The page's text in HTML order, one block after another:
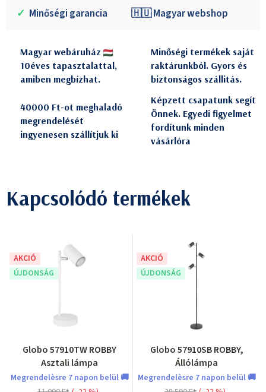
✓ Minőségi garancia 🇭🇺 Magyar webshop
Magyar webáruház
10éves tapasztalattal,
amiben megbízhat.
Minőségi termékek saját
raktárunkból. Gyors és
biztonságos szállitás.
40000 Ft-ot meghaladó
megrendelését
ingyenesen szállítjuk ki
Képzett csapatunk segít
Önnek. Egyedi figyelmet
fordítunk minden
vásárlóra
Kapcsolódó termékek
AKCIÓ
ÚJDONSÁG
Globo 57910TW ROBBY
Asztali lámpa
Megrendelèsre 7 napon belül 🚚
AKCIÓ
ÚJDONSÁG
Globo 57910SB ROBBY,
Állólámpa
Megrendelèsre 7 napon belül 🚚